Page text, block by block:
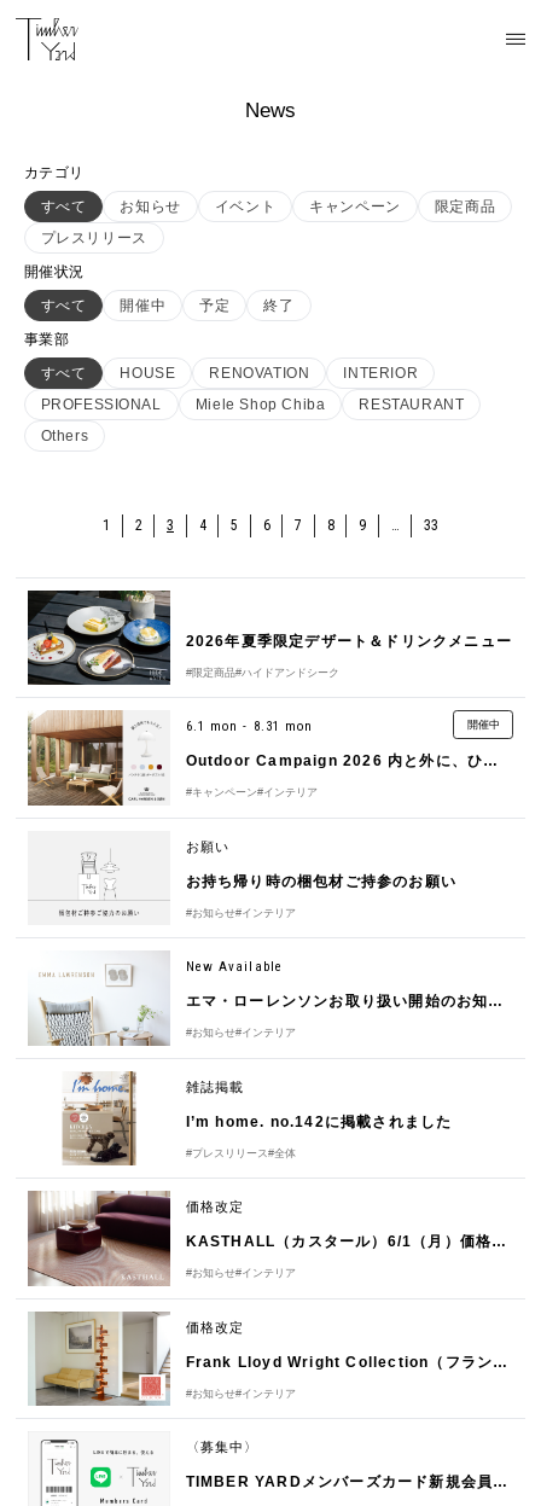
News
カテゴリ
すべて
お知らせ イベント キャンペーン
限定商品
プレスリリース
開催状況
すべて
開催中 予定
終了
事業部
すべて
HOUSE RENOVATION
INTERIOR
PROFESSIONAL
Miele Shop Chiba
RESTAURANT
Others
1 2 3 4 5 6 7 8 9 … 33
2026年夏季限定デザート＆ドリンクメニュー
#限定商品#ハイドアンドシーク
開催中
6.1 mon - 8.31 mon
Outdoor Campaign 2026 内と外に、ひとつづきのくつろぎを
#キャンペーン#インテリア
お願い
お持ち帰り時の梱包材ご持参のお願い
#お知らせ#インテリア
New Available
エマ・ローレンソンお取り扱い開始のお知らせ
#お知らせ#インテリア
雑誌掲載
I’m home. no.142に掲載されました
#プレスリリース #全体
価格改定
KASTHALL（カスタール）6/1（月）価格改定のお知らせ
#お知らせ#インテリア
価格改定
Frank Lloyd Wright Collection（フランク・ロイド・ライト コレクション）6/1（月）価格改定のお知らせ
#お知らせ#インテリア
〈募集中〉
TIMBER YARDメンバーズカード新規会員様募集中！